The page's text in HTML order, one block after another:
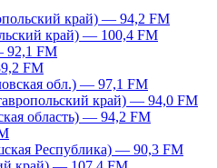
край) — 94,2 FM
край) — 100,4 FM
92,1 FM
FM
обл.) — 97,1 FM
край) — 94,0 FM
область) — 94,2 FM
Республика) — 90,3 FM